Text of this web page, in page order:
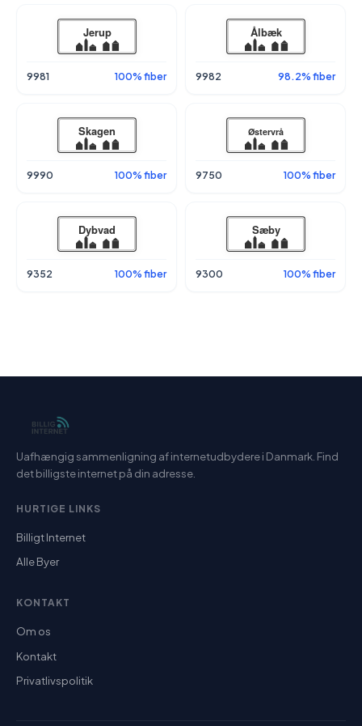
9981 100% fiber 9982 98.2% fiber
9990 100% fiber 9750 100% fiber
9352 100% fiber 9300 100% fiber
Uafhængig sammenligning af internetudbydere i Danmark. Find
det billigste internet på din adresse.
HURTIGE LINKS
Billigt Internet
Alle Byer
KONTAKT
Om os
Kontakt
Privatlivspolitik